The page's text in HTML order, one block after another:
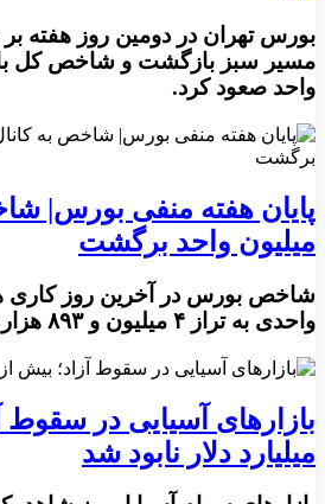
بورس تهران در دومین روز هفته
واحد صعود کرد.
میلیون واحد برگشت
واحدی به تراز ۴ میلیون و ۸۹۳ هزار واحد برگشت.
میلیارد دلار نابود شد